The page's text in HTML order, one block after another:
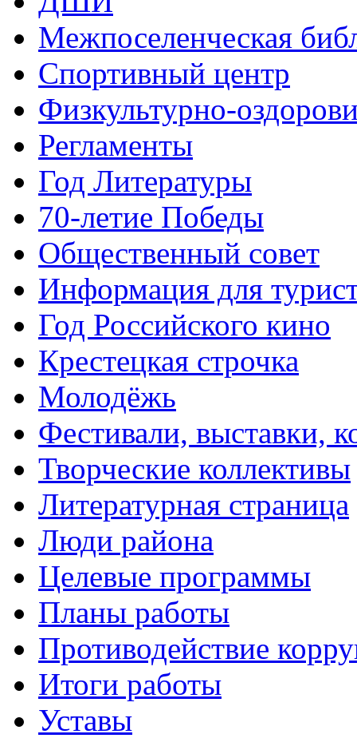
Межпоселенческая
Спортивный центр
Физкультурно-
Регламенты
Год Литературы
70-летие Победы
Общественный совет
Информация для
Год Российского кино
Крестецкая строчка
Молодёжь
Фестивали, выставки,
Творческие коллективы
Литературная страница
Люди района
Целевые программы
Планы работы
Противодействие
Итоги работы
Уставы